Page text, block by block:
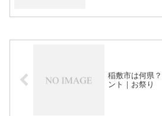
稲敷市は何県
ント｜お祭り